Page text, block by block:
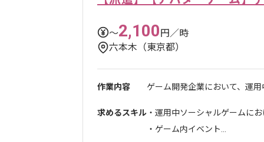
〜2,100円／時
六本木（東京都）
作業内容 ゲーム開発企業において、運
求めるスキル ・運用中ソーシャルゲームに
・ゲーム内イベント...